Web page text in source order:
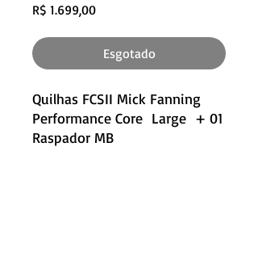
R$ 1.699,00Preço
Esgotado
Quilhas FCSII Mick Fanning
Performance Core Large + 01
Raspador MB